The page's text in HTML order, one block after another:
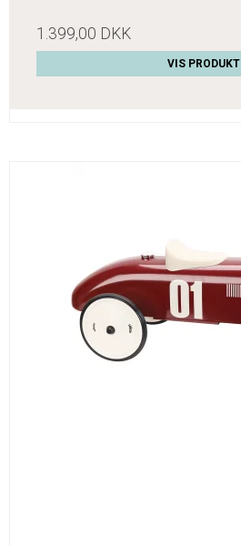
1.399,00 DKK
VIS PRODUKT